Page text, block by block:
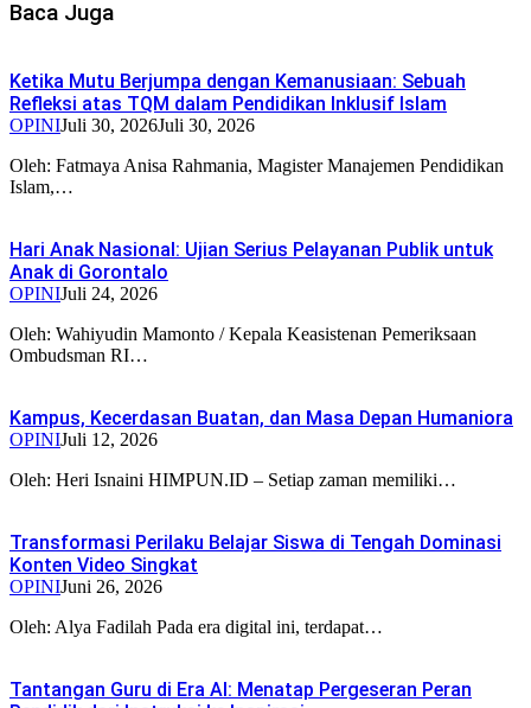
Baca Juga
Ketika Mutu Berjumpa dengan Kemanusiaan: Sebuah
Refleksi atas TQM dalam Pendidikan Inklusif Islam
OPINIJuli 30, 2026Juli 30, 2026
Oleh: Fatmaya Anisa Rahmania, Magister Manajemen Pendidikan
Islam,…
Hari Anak Nasional: Ujian Serius Pelayanan Publik untuk
Anak di Gorontalo
OPINIJuli 24, 2026
Oleh: Wahiyudin Mamonto / Kepala Keasistenan Pemeriksaan
Ombudsman RI…
Kampus, Kecerdasan Buatan, dan Masa Depan Humaniora
OPINIJuli 12, 2026
Oleh: Heri Isnaini HIMPUN.ID – Setiap zaman memiliki…
Transformasi Perilaku Belajar Siswa di Tengah Dominasi
Konten Video Singkat
OPINIJuni 26, 2026
Oleh: Alya Fadilah Pada era digital ini, terdapat…
Tantangan Guru di Era AI: Menatap Pergeseran Peran